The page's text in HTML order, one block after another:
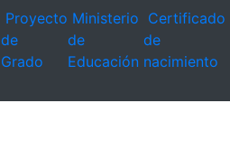
Proyecto
de
Grado
Ministerio
de
Educación
Certificado
de
nacimiento